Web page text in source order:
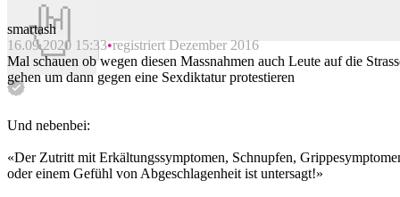
Beitrag melden
smartash
16.09.2020 15:33 registriert Dezember 2016
Mal schauen ob wegen diesen Massnahmen auch Leute auf die
gehen um dann gegen eine Sexdiktatur protestieren
Und nebenbei:
«Der Zutritt mit Erkältungssymptomen, Schnupfen,
oder einem Gefühl von Abgeschlagenheit ist untersagt!»